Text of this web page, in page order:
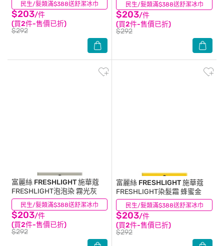
民生/髮類滿$388送舒潔冰巾
$203/件
(買2件-售價已折)
$292
(4) 民生/髮類滿$388送舒潔冰巾
$203/件
(買2件-售價已折)
$292
(3)
民生/髮類滿$388送舒潔冰巾
富麗絲 FRESHLIGHT施華蔻
FRESHLIGHT泡泡染 霧光灰
$203/件
(買2件-售價已折)
$292
(3) 民生/髮類滿$388送舒潔冰巾
富麗絲 FRESHLIGHT施華蔻
FRESHLIGHT染髮霜 蜂蜜金
$203/件
(買2件-售價已折)
$292
(2)